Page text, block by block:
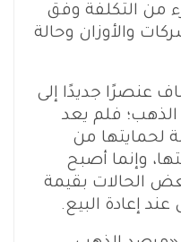
من التكلفة وفق
والأوزان وحالة
عنصرًا جديدًا إلى
فلم يعد
لحمايتها من
وإنما أصبح
الحالات بقيمة
إعادة البيع.